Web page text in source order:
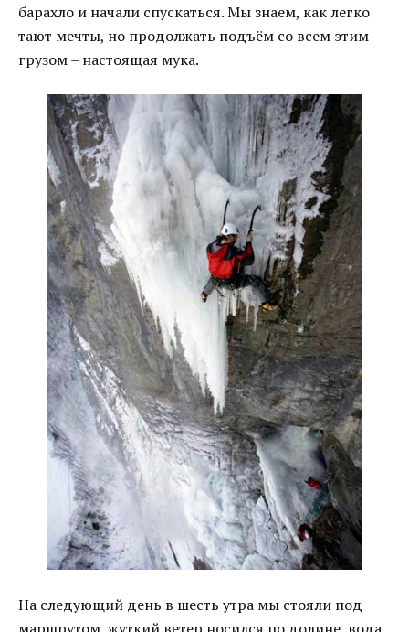
барахло и начали спускаться. Мы знаем, как легко
тают мечты, но продолжать подъём со всем этим
грузом – настоящая мука.
На следующий день в шесть утра мы стояли под